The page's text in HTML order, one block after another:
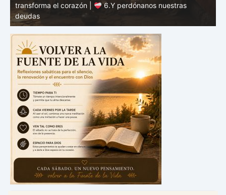
transforma el corazón |
6.Y perdónanos nuestras
deudas